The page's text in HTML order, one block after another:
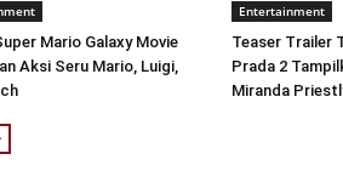
Mario Galaxy Movie
Aksi Seru Mario, Luigi,
Entertainment
Teaser Trailer
Prada 2
Miranda